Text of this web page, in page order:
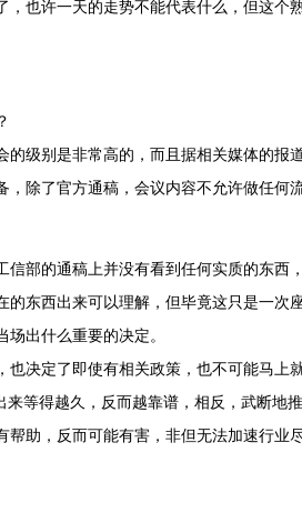
，也许一天的走势不能代表什么，但这个
的级别是非常高的，而且据相关媒体的报
除了官方通稿，会议内容不允许做任何流
信部的通稿上并没有看到任何实质的东西
的东西出来可以理解，但毕竟这只是一次
出什么重要的决定。
决定了即使有相关政策，也不可能马上
来等得越久，反而越靠谱，相反，武断地
帮助，反而可能有害，非但无法加速行业